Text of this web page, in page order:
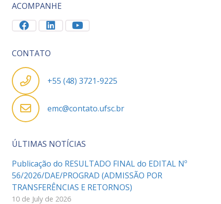
ACOMPANHE
CONTATO
+55 (48) 3721-9225
emc@contato.ufsc.br
ÚLTIMAS NOTÍCIAS
Publicação do RESULTADO FINAL do EDITAL Nº
56/2026/DAE/PROGRAD (ADMISSÃO POR
TRANSFERÊNCIAS E RETORNOS)
10 de July de 2026